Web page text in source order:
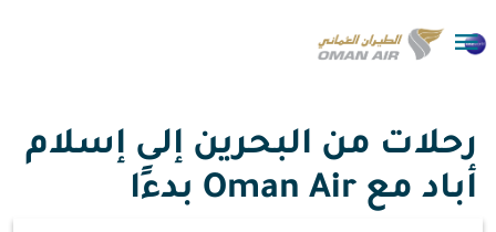

رحلات من البحرين إلى إسلام
أباد مع Oman Air بدءًا